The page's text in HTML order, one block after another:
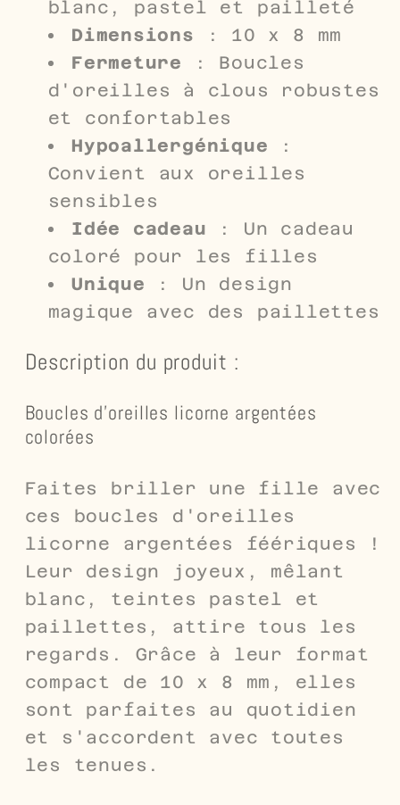
blanc, pastel et pailleté
Dimensions : 10 x 8 mm
Fermeture : Boucles
d'oreilles à clous robustes
et confortables
Hypoallergénique :
Convient aux oreilles
sensibles
Idée cadeau : Un cadeau
coloré pour les filles
Unique : Un design
magique avec des paillettes
Description du produit :
Boucles d'oreilles licorne argentées
colorées
Faites briller une fille avec
ces boucles d'oreilles
licorne argentées féériques !
Leur design joyeux, mêlant
blanc, teintes pastel et
paillettes, attire tous les
regards. Grâce à leur format
compact de 10 x 8 mm, elles
sont parfaites au quotidien
et s'accordent avec toutes
les tenues.